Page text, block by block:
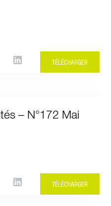
TÉLÉCHARGER
– N°172 Mai
TÉLÉCHARGER